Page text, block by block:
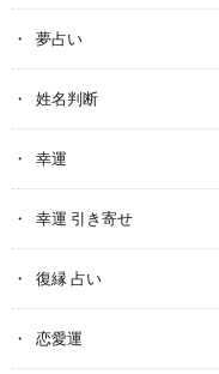
夢占い
姓名判断
幸運
幸運 引き寄せ
復縁 占い
恋愛運